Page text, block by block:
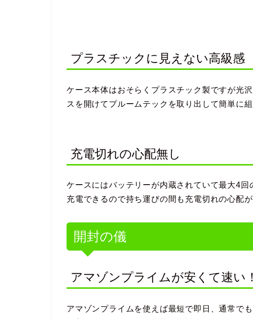
プラスチックに見えない高級感
ケース本体はおそらくプラスチック製ですが光
スを開けてプルームテックを取り出して簡単に
充電切れの心配無し
ケースにはバッテリーが内蔵されていて最大4
充電できるので持ち運びの間も充電切れの心配が
開封の儀
アマゾンプライムが安くて速い！
アマゾンプライムを使えば最短で即日、通常で